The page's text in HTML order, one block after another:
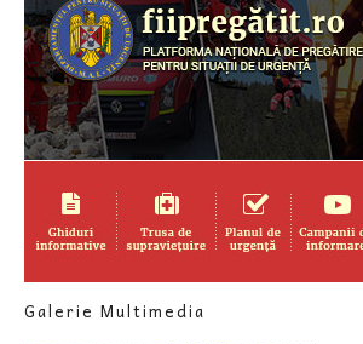
Galerie Multimedia